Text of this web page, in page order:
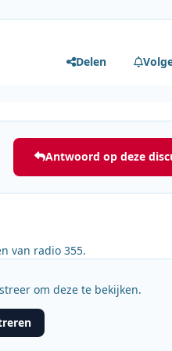
Delen
Antwoord op deze
van radio 355.
om deze te bekijken.